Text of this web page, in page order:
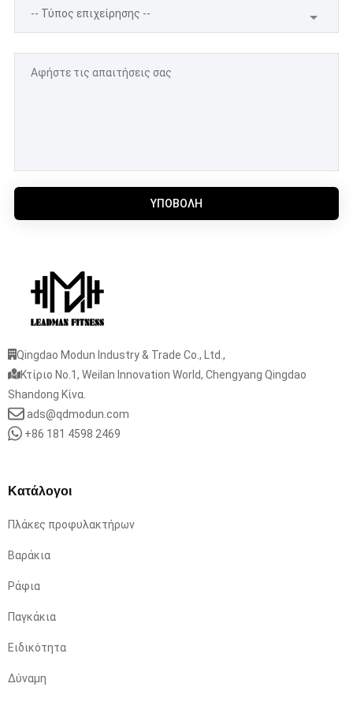
ΥΠΟΒΟΛΉ
Qingdao Modun Industry & Trade Co., Ltd.,
Κτίριο No.1, Weilan Innovation World, Chengyang Qingdao
Shandong Κίνα.
ads@qdmodun.com
+86 181 4598 2469
Κατάλογοι
Πλάκες προφυλακτήρων
Βαράκια
Ράφια
Παγκάκια
Ειδικότητα
Δύναμη